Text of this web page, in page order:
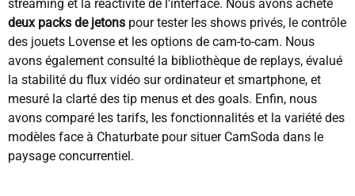
streaming et la réactivité de l’interface. Nous avons acheté
deux packs de jetons pour tester les shows privés, le contrôle
des jouets Lovense et les options de cam-to-cam. Nous
avons également consulté la bibliothèque de replays, évalué
la stabilité du flux vidéo sur ordinateur et smartphone, et
mesuré la clarté des tip menus et des goals. Enfin, nous
avons comparé les tarifs, les fonctionnalités et la variété des
modèles face à Chaturbate pour situer CamSoda dans le
paysage concurrentiel.